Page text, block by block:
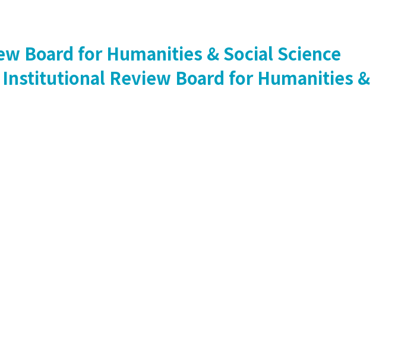
Board for Humanities & Social Science
Institutional Review Board for Humanities &